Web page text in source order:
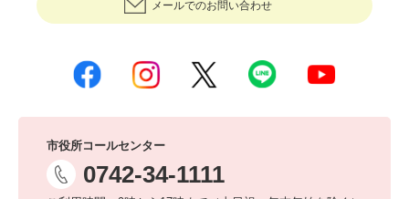
メールでのお問い合わせ
市役所コールセンター
0742-34-1111